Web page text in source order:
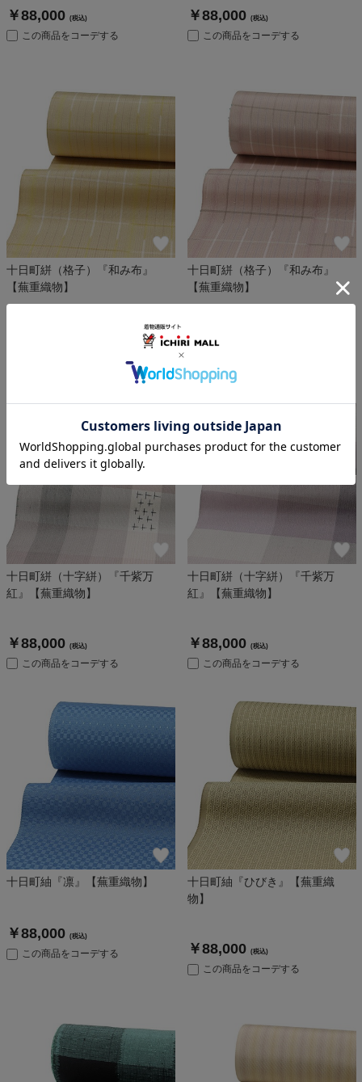
￥88,000 (税込)
この商品をコーデする
￥88,000 (税込)
この商品をコーデする
十日町絣（格子）『和み布』
【蕪重織物】
十日町絣（格子）『和み布』
【蕪重織物】
￥88,000
十日町絣（十字絣）『千紫万
紅』【蕪重織物】
￥88,000 (税込)
この商品をコーデする
十日町絣（十字絣）『千紫万
紅』【蕪重織物】
￥88,000 (税込)
この商品をコーデする
十日町紬『凛』【蕪重織物】
￥88,000 (税込)
この商品をコーデする
十日町紬『ひびき』【蕪重織
物】
￥88,000 (税込)
この商品をコーデする